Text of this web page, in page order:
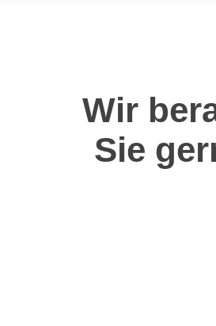
Wir
Sie